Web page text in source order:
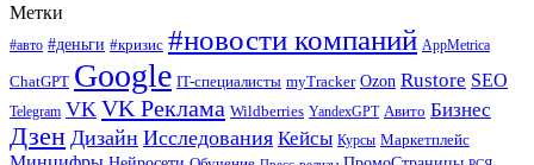
Метки
#авто #деньги #кризис #новости компаний AppMetrica
ChatGPT Google IT-специалисты myTracker Ozon Rustore SEO
Telegram VK VK Реклама Wildberries YandexGPT Авито Бизнес
Дзен Дизайн Исследования Кейсы Курсы Маркетплейс